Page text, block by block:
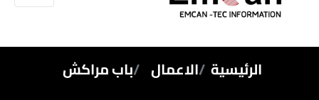
الرئيسية الاعمال باب مراكش